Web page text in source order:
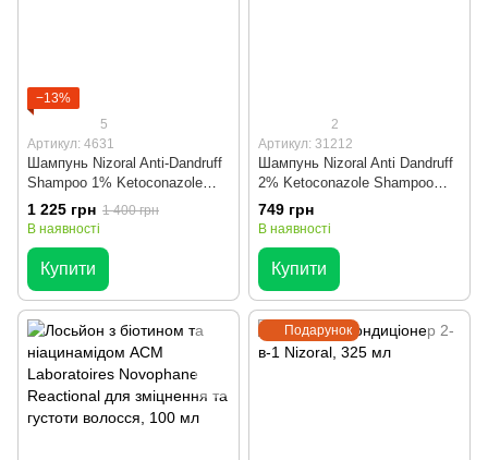
−13%
5
Артикул: 4631
Шампунь Nizoral Anti-Dandruff
Shampoo 1% Ketoconazole
200ml
1 225 грн 1 400 грн
В наявності
Купити
2
Артикул: 31212
Шампунь Nizoral Anti Dandruff
2% Ketoconazole Shampoo
60ml
749 грн
В наявності
Купити
Подарунок